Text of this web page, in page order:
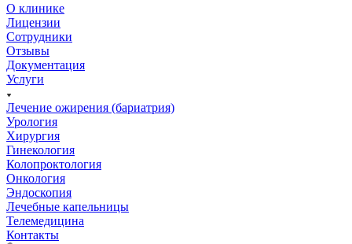
О клинике
Лицензии
Сотрудники
Отзывы
Документация
Услуги
Лечение ожирения (бариатрия)
Урология
Хирургия
Гинекология
Колопроктология
Онкология
Эндоскопия
Лечебные капельницы
Телемедицина
Контакты